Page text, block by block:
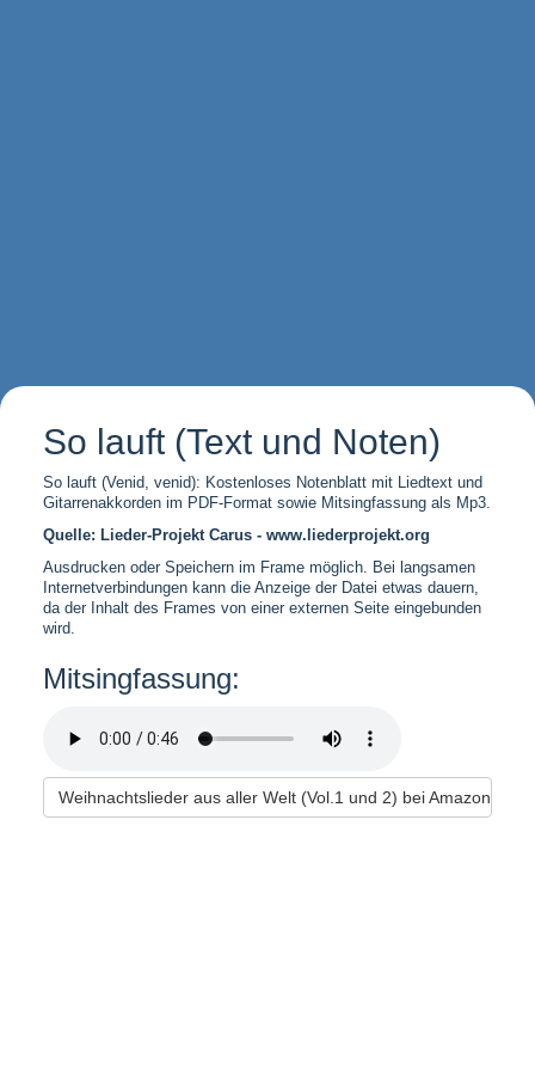
So lauft (Text und Noten)
So lauft (Venid, venid): Kostenloses Notenblatt mit Liedtext und
Gitarrenakkorden im PDF-Format sowie Mitsingfassung als Mp3.
Quelle: Lieder-Projekt Carus - www.liederprojekt.org
Ausdrucken oder Speichern im Frame möglich. Bei langsamen
Internetverbindungen kann die Anzeige der Datei etwas dauern,
da der Inhalt des Frames von einer externen Seite eingebunden
wird.
Mitsingfassung:
Weihnachtslieder aus aller Welt (Vol.1 und 2) bei Amazon